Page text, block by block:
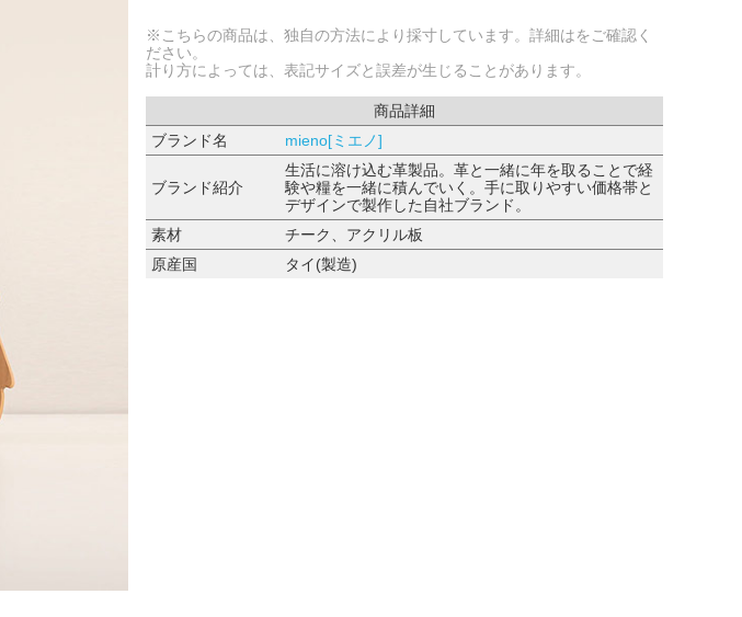
※こちらの商品は、独自の方法により採寸しています。詳細はをご確認く
ださい。
計り方によっては、表記サイズと誤差が生じることがあります。
商品詳細
ブランド名
mieno[ミエノ]
ブランド紹介
生活に溶け込む革製品。革と一緒に年を取ることで経
験や糧を一緒に積んでいく。手に取りやすい価格帯と
デザインで製作した自社ブランド。
素材
チーク、アクリル板
原産国
タイ(製造)